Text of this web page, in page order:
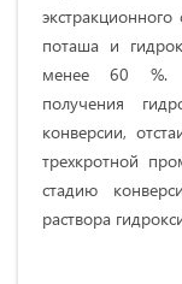
поташа и
менее 60 %.
получения
конверсии,
трехкротной
стадию
раствора